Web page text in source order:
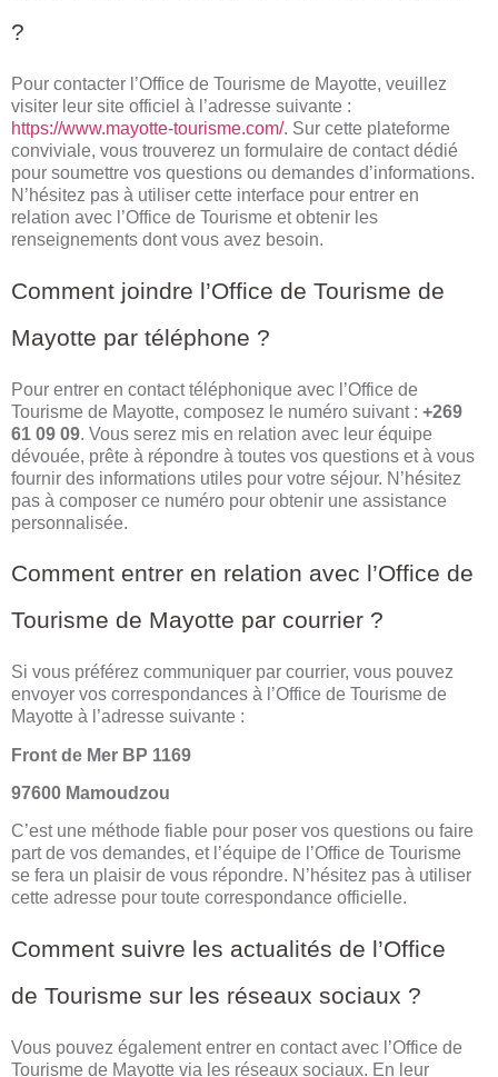
?
Pour contacter l’Office de Tourisme de Mayotte, veuillez
visiter leur site officiel à l’adresse suivante :
https://www.mayotte-tourisme.com/. Sur cette plateforme
conviviale, vous trouverez un formulaire de contact dédié
pour soumettre vos questions ou demandes d’informations.
N’hésitez pas à utiliser cette interface pour entrer en
relation avec l’Office de Tourisme et obtenir les
renseignements dont vous avez besoin.
Comment joindre l’Office de Tourisme de
Mayotte par téléphone ?
Pour entrer en contact téléphonique avec l’Office de
Tourisme de Mayotte, composez le numéro suivant : +269
61 09 09. Vous serez mis en relation avec leur équipe
dévouée, prête à répondre à toutes vos questions et à vous
fournir des informations utiles pour votre séjour. N’hésitez
pas à composer ce numéro pour obtenir une assistance
personnalisée.
Comment entrer en relation avec l’Office de
Tourisme de Mayotte par courrier ?
Si vous préférez communiquer par courrier, vous pouvez
envoyer vos correspondances à l’Office de Tourisme de
Mayotte à l’adresse suivante :
Front de Mer BP 1169
97600 Mamoudzou
C’est une méthode fiable pour poser vos questions ou faire
part de vos demandes, et l’équipe de l’Office de Tourisme
se fera un plaisir de vous répondre. N’hésitez pas à utiliser
cette adresse pour toute correspondance officielle.
Comment suivre les actualités de l’Office
de Tourisme sur les réseaux sociaux ?
Vous pouvez également entrer en contact avec l’Office de
Tourisme de Mayotte via les réseaux sociaux. En leur